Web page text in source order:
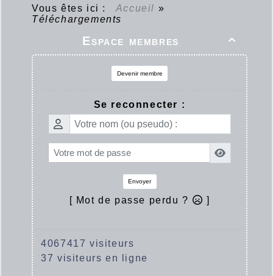
Vous êtes ici : Accueil »
Téléchargements

Espace membres
Devenir membre
Se reconnecter :
Envoyer
[ Mot de passe perdu ? ]
4067417 visiteurs
37 visiteurs en ligne